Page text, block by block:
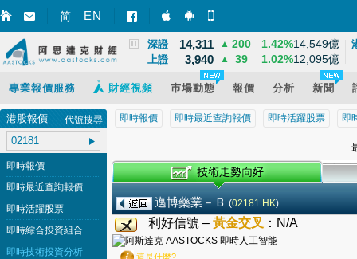
简 EN 智財迅 (iPhone)
智財迅 (Android)
國指 8,531
深證 14,311 ▲ 200 1.42%14,549億
上證 3,940 ▲ 39 1.02%12,095億
專業報價服務 財經視頻 巿場動態 報價 分析 新聞
即時報價 即時最近查詢報價 即時活躍股票 即
邁博藥業－Ｂ (02181.HK)
利好信號 – 黃金交叉 ： N/A
這是什麼?
港股報價 代號搜尋
即時報價
即時最近查詢報價
即時活躍股票
即時綜合投資組合
即時技術投資分析